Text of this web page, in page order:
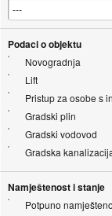
Podaci o objektu
Novogradnja
Lift
Pristup za osobe s
Gradski plin
Gradski vodovod
Gradska
Namještenost i stanje
Potpuno namješteno